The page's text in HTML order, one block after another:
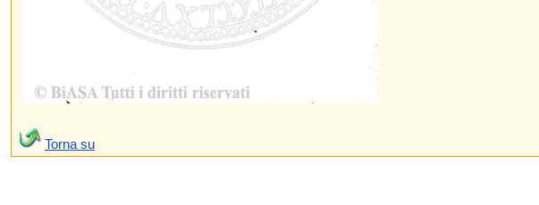
Torna su